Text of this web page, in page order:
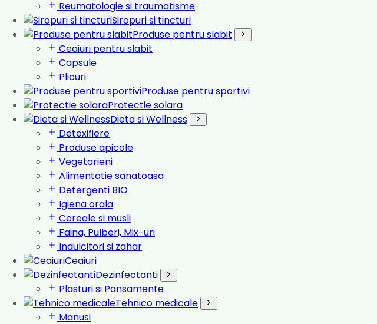
Reumatologie si traumatisme
Siropuri si tincturi
Produse pentru slabit
Ceaiuri pentru slabit
Capsule
Plicuri
Produse pentru sportivi
Protectie solara
Dieta si Wellness
Detoxifiere
Produse apicole
Vegetarieni
Alimentatie sanatoasa
Detergenti BIO
Igiena orala
Cereale si musli
Faina, Pulberi, Mix-uri
Indulcitori si zahar
Ceaiuri
Dezinfectanti
Plasturi si Pansamente
Tehnico medicale
Manusi